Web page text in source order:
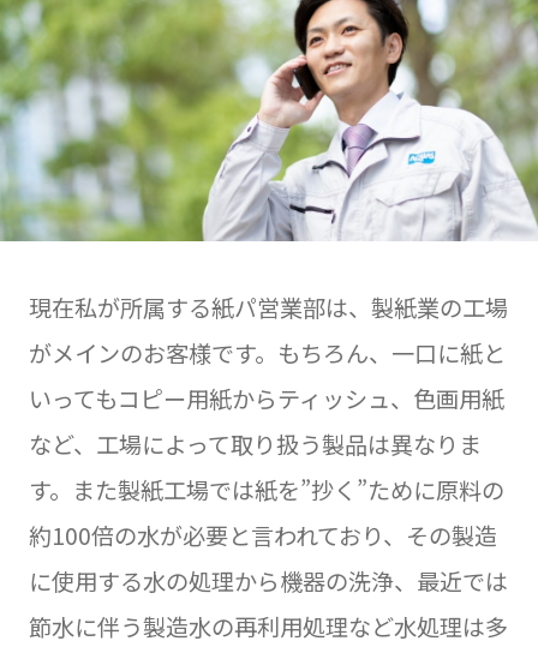
現在私が所属する紙パ営業部は、製紙業の工場
がメインのお客様です。もちろん、一口に紙と
いってもコピー用紙からティッシュ、色画用紙
など、工場によって取り扱う製品は異なりま
す。また製紙工場では紙を”抄く”ために原料の
約100倍の水が必要と言われており、その製造
に使用する水の処理から機器の洗浄、最近では
節水に伴う製造水の再利用処理など水処理は多